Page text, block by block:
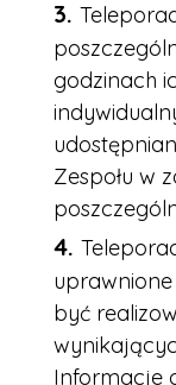
godzinach
Zespołu w
być
Informacje